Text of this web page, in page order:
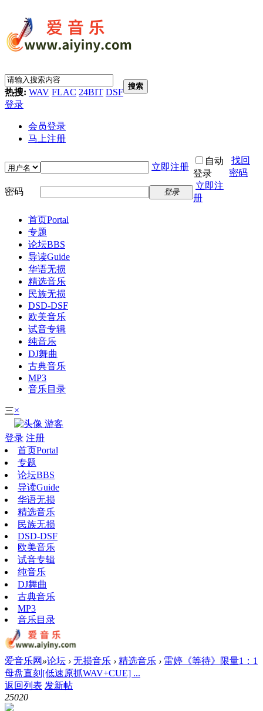
热搜: WAV FLAC 24BIT DSF
搜索
登录
会员登录
马上注册
立即注册
自动
登录
找回
密码
密码
登录
立即注
册
首页Portal
专题
论坛BBS
导读Guide
华语无损
精选音乐
民族无损
DSD-DSF
欧美音乐
试音专辑
纯音乐
DJ舞曲
古典音乐
MP3
音乐目录
三×
游客
登录 注册
首页Portal
专题
论坛BBS
导读Guide
华语无损
精选音乐
民族无损
DSD-DSF
欧美音乐
试音专辑
纯音乐
DJ舞曲
古典音乐
MP3
音乐目录
爱音乐网 »论坛 › 无损音乐 › 精选音乐 › 雷婷《等待》限量1：1
母盘直刻[低速原抓WAV+CUE] ...
返回列表 发新帖
25020